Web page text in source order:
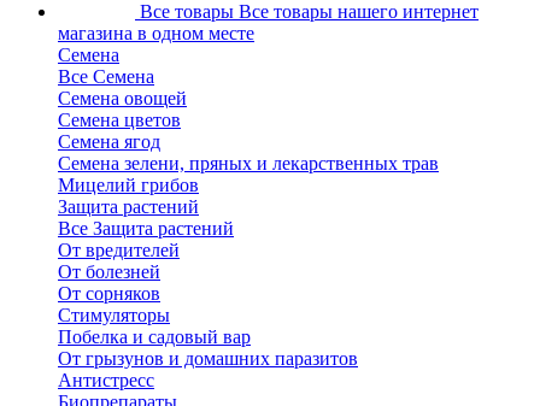
Все товары Все товары нашего интернет
магазина в одном месте
Семена
Все Семена
Семена овощей
Семена цветов
Семена ягод
Семена зелени, пряных и лекарственных трав
Мицелий грибов
Защита растений
Все Защита растений
От вредителей
От болезней
От сорняков
Стимуляторы
Побелка и садовый вар
От грызунов и домашних паразитов
Антистресс
Биопрепараты